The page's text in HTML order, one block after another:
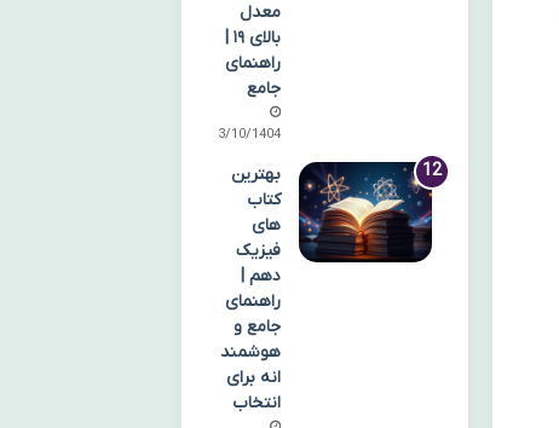
معدل
بالای ۱۹ |
راهنمای
جامع
13/10/1404
بهترین
کتاب
های
فیزیک
دهم |
راهنمای
جامع و
هوشمند
انه برای
انتخاب